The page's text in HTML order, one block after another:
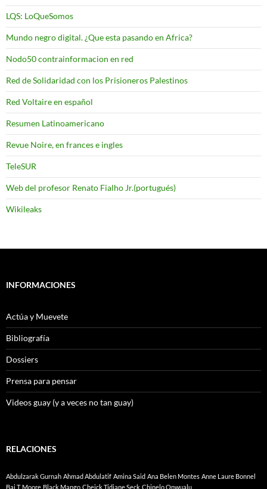
LQS: LoQueSomos
Mundo negro digital. ¿Que esta pasando en Africa?
Nodo50 contrainformacion en red
Red de Solidaridad con los Prisioneros Palestinos
Red Voltaire en español
Resumen Latinoamericano
Revue Noire, en frances e ingles
TeleSUR
Web del profesor Renato Fialho Jr.(portugués)
Wikileaks
INFORMACIONES
Actúa y Muevete
Bibliografía
Dossiers
Prensa para pensar
Videos guay (y a veces no tan guay)
RELACIONES
Abdulzarak Gurnah Ahmad Abdulatif Amina Said Ana Belen Montes Anne Laure Bonnel
Bai T. Moore Black Mango Cheick Tidiane Seck Chinelo Onwualu